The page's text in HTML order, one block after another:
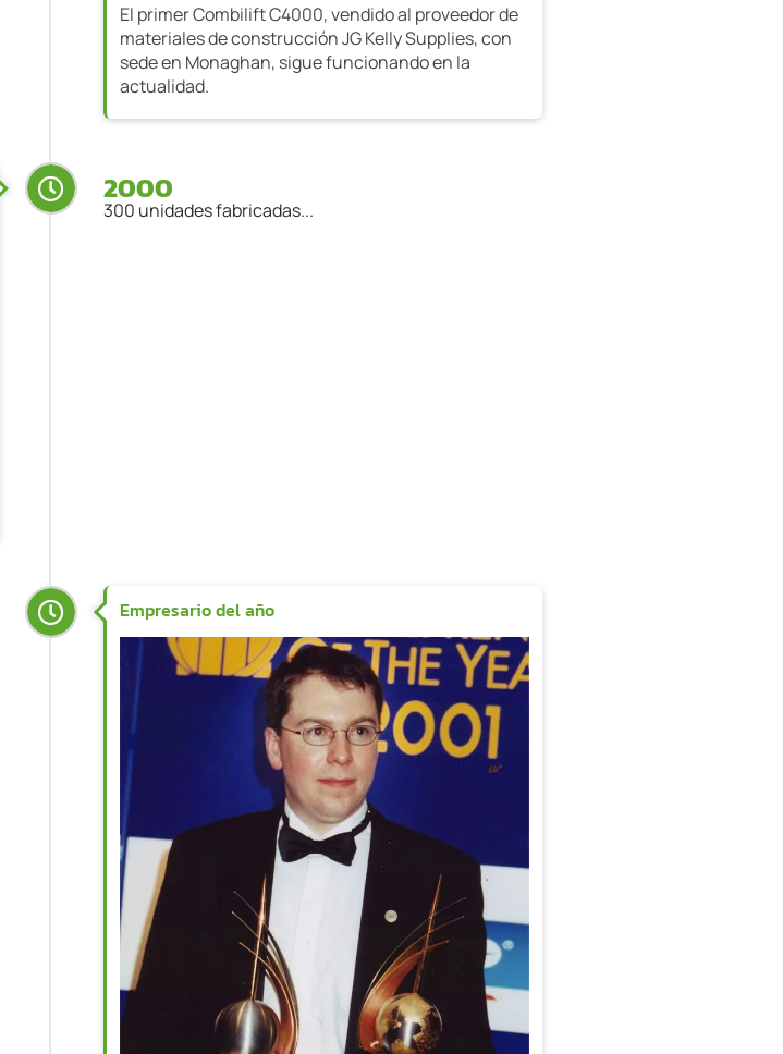
El primer Combilift C4000, vendido al proveedor de
materiales de construcción JG Kelly Supplies, con
sede en Monaghan, sigue funcionando en la
actualidad.
2000
300 unidades fabricadas...
Empresario del año